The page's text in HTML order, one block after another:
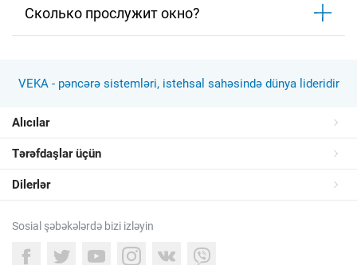
Сколько прослужит окно?
VEKA - pəncərə sistemləri, istehsal sahəsində dünya lideridir
Alıcılar
Tərəfdaşlar üçün
Dilerlər
Sosial şəbəkələrdə bizi izləyin